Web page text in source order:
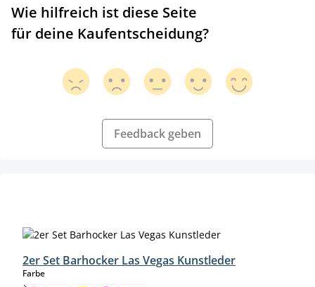
Wie hilfreich ist diese Seite
für deine Kaufentscheidung?
Feedback geben
2er Set Barhocker Las Vegas Kunstleder
Farbeauswählen